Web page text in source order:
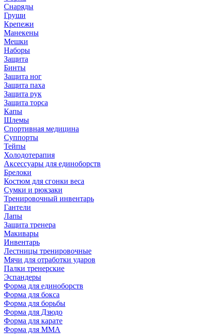
Снаряды
Груши
Крепежи
Манекены
Мешки
Наборы
Защита
Бинты
Защита ног
Защита паха
Защита рук
Защита торса
Капы
Шлемы
Спортивная медицина
Суппорты
Тейпы
Холодотерапия
Аксессуары для единоборств
Брелоки
Костюм для сгонки веса
Сумки и рюкзаки
Тренировочный инвентарь
Гантели
Лапы
Защита тренера
Макивары
Инвентарь
Лестницы тренировочные
Мячи для отработки ударов
Палки тренерские
Эспандеры
Форма для единоборств
Форма для бокса
Форма для борьбы
Форма для Дзюдо
Форма для карате
Форма для MMA